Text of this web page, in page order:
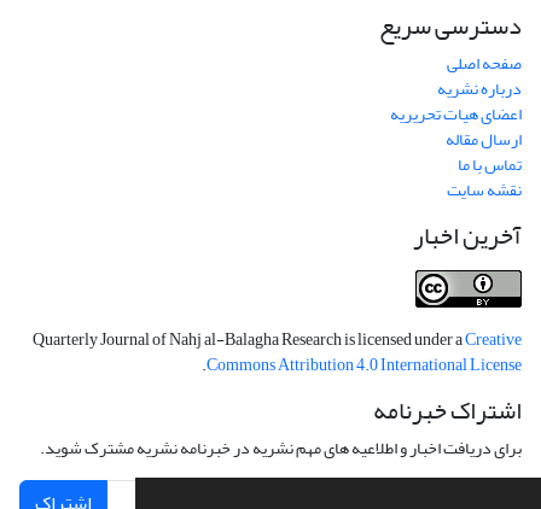
دسترسی سریع
صفحه اصلی
درباره نشریه
اعضای هیات تحریریه
ارسال مقاله
تماس با ما
نقشه سایت
آخرین اخبار
Quarterly Journal of Nahj al-Balagha Research is licensed under aCreative
Commons Attribution 4.0 International License
.
اشتراک خبرنامه
برای دریافت اخبار و اطلاعیه های مهم نشریه در خبرنامه نشریه مشترک شوید.